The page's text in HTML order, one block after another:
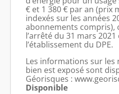
€ et 1 380 € par an (prix
indexés sur les années
abonnements compris),
l’arrêté du 31 mars
l’établissement du DPE.
Les informations sur les
bien est exposé sont
Géorisques :
Disponible